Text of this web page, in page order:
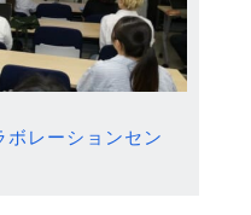
ボレーションセン